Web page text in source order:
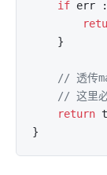
if err
// 透传
// 这里必
return